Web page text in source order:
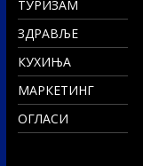
ТУРИЗАМ
ЗДРАВЉЕ
КУХИЊА
МАРКЕТИНГ
ОГЛАСИ